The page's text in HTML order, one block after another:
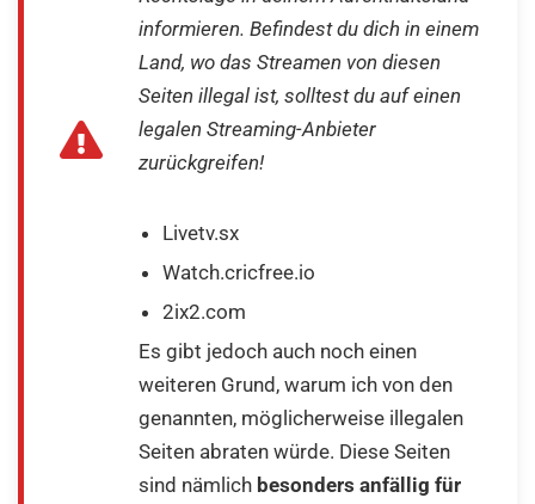
informieren. Befindest du dich in einem
Land, wo das Streamen von diesen
Seiten illegal ist, solltest du auf einen
legalen Streaming-Anbieter
zurückgreifen!
Livetv.sx
Watch.cricfree.io
2ix2.com
Es gibt jedoch auch noch einen
weiteren Grund, warum ich von den
genannten, möglicherweise illegalen
Seiten abraten würde. Diese Seiten
sind nämlich besonders anfällig für